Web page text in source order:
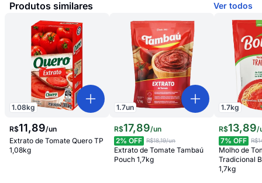
Produtos similares Ver todos
1.08kg
R$11,89/un
Extrato de Tomate Quero TP
1,08kg
1.7un
R$17,89/un
2% OFF R$18,19/un
Extrato de Tomate Tambaú
Pouch 1,7kg
1.7kg
R$13,89/
7% OFF
Molho de
Tradicional
1,7kg